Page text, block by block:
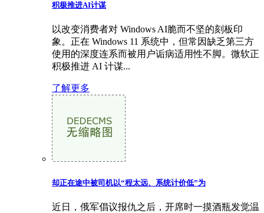
积极推进AI计谋
以改变消费者对 Windows AI脆而不坚的刻板印
象。正在 Windows 11 系统中，但常因缺乏第三方
使用的深度连系而被用户诟病适用性不脚。微软正
积极推进 AI 计谋...
了解更多
却正在途中被司机以“程太远、系统计价低”为
近日，俄军倡议报仇之后，开席时一摸酒瓶发觉温